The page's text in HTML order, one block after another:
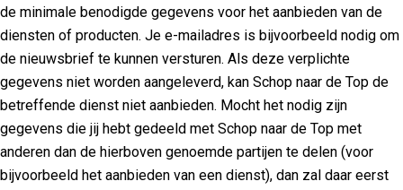
de minimale benodigde gegevens voor het aanbieden van de
diensten of producten. Je e-mailadres is bijvoorbeeld nodig om
de nieuwsbrief te kunnen versturen. Als deze verplichte
gegevens niet worden aangeleverd, kan Schop naar de Top de
betreffende dienst niet aanbieden. Mocht het nodig zijn
gegevens die jij hebt gedeeld met Schop naar de Top met
anderen dan de hierboven genoemde partijen te delen (voor
bijvoorbeeld het aanbieden van een dienst), dan zal daar eerst